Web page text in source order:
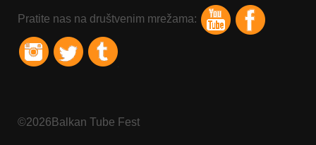
Pratite nas na društvenim mrežama:
©2026Balkan Tube Fest